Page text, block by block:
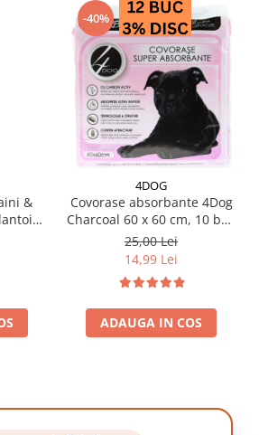
&
-40%
4DOG
Covorase absorbante 4Dog
Charcoal 60 x 60 cm, 10 buc
/ pachet
25,00 Lei
14,99 Lei
ADAUGA IN COS